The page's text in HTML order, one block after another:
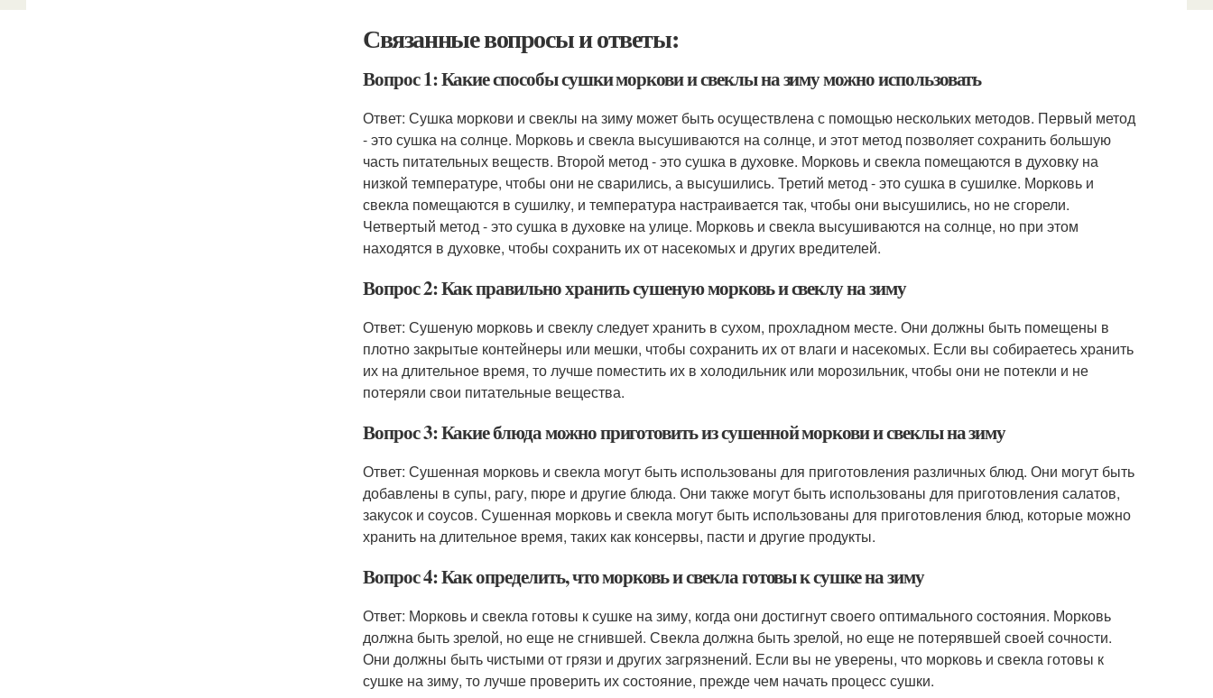
Связанные вопросы и ответы:
Вопрос 1: Какие способы сушки моркови и свеклы на зиму можно использовать
Ответ: Сушка моркови и свеклы на зиму может быть осуществлена с помощью нескольких методов. Первый метод
- это сушка на солнце. Морковь и свекла высушиваются на солнце, и этот метод позволяет сохранить большую
часть питательных веществ. Второй метод - это сушка в духовке. Морковь и свекла помещаются в духовку на
низкой температуре, чтобы они не сварились, а высушились. Третий метод - это сушка в сушилке. Морковь и
свекла помещаются в сушилку, и температура настраивается так, чтобы они высушились, но не сгорели.
Четвертый метод - это сушка в духовке на улице. Морковь и свекла высушиваются на солнце, но при этом
находятся в духовке, чтобы сохранить их от насекомых и других вредителей.
Вопрос 2: Как правильно хранить сушеную морковь и свеклу на зиму
Ответ: Сушеную морковь и свеклу следует хранить в сухом, прохладном месте. Они должны быть помещены в
плотно закрытые контейнеры или мешки, чтобы сохранить их от влаги и насекомых. Если вы собираетесь хранить
их на длительное время, то лучше поместить их в холодильник или морозильник, чтобы они не потекли и не
потеряли свои питательные вещества.
Вопрос 3: Какие блюда можно приготовить из сушенной моркови и свеклы на зиму
Ответ: Сушенная морковь и свекла могут быть использованы для приготовления различных блюд. Они могут быть
добавлены в супы, рагу, пюре и другие блюда. Они также могут быть использованы для приготовления салатов,
закусок и соусов. Сушенная морковь и свекла могут быть использованы для приготовления блюд, которые можно
хранить на длительное время, таких как консервы, пасти и другие продукты.
Вопрос 4: Как определить, что морковь и свекла готовы к сушке на зиму
Ответ: Морковь и свекла готовы к сушке на зиму, когда они достигнут своего оптимального состояния. Морковь
должна быть зрелой, но еще не сгнившей. Свекла должна быть зрелой, но еще не потерявшей своей сочности.
Они должны быть чистыми от грязи и других загрязнений. Если вы не уверены, что морковь и свекла готовы к
сушке на зиму, то лучше проверить их состояние, прежде чем начать процесс сушки.